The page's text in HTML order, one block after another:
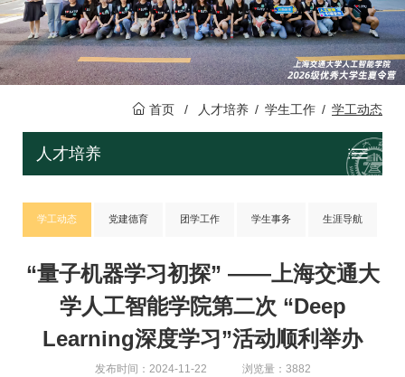
首页 / 人才培养 / 学生工作 / 学工动态
人才培养
学工动态 党建德育 团学工作 学生事务 生涯导航
“量子机器学习初探” ——上海交通大
学人工智能学院第二次 “Deep
Learning深度学习”活动顺利举办
发布时间：2024-11-22 浏览量：3882